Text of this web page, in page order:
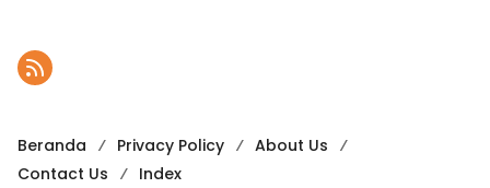
Beranda Privacy Policy
About Us
Contact Us
Index